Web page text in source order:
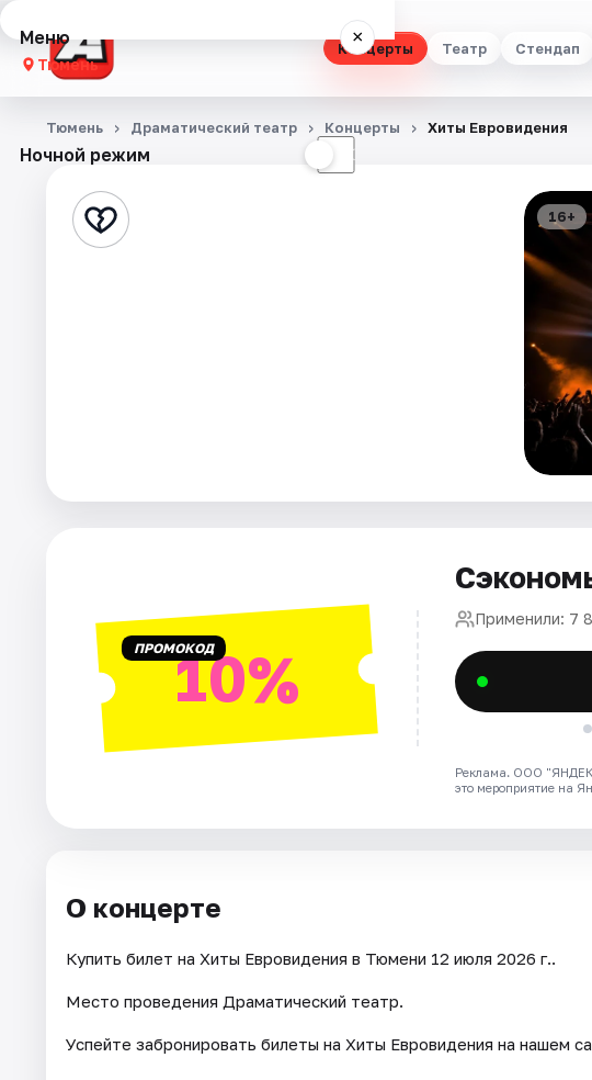
Концерты Театр Стендап
Меню ×
Тюмень
Концерты
Стендап
Артисты
Рейтинги
Ночной режим ☾
Тюмень Драматический театр Концерты Хиты Евровидения
16+
ПРОМОКОД10%
Применили: 7
Реклама. ООО
это мероприятие на
О концерте
Купить билет на Хиты Евровидения в Тюмени 12 июля 2026 г..
Место проведения Драматический театр.
Успейте забронировать билеты на Хиты Евровидения на нашем